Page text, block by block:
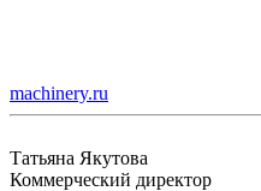
machinery.ru
Татьяна Якутова
Коммерческий директор